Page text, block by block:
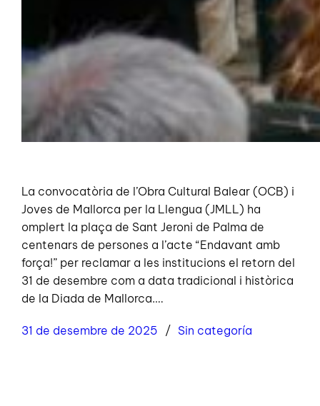
La convocatòria de l’Obra Cultural Balear (OCB) i
Joves de Mallorca per la Llengua (JMLL) ha
omplert la plaça de Sant Jeroni de Palma de
centenars de persones a l’acte “Endavant amb
força!” per reclamar a les institucions el retorn del
31 de desembre com a data tradicional i històrica
de la Diada de Mallorca.…
31 de desembre de 2025 Sin categoría